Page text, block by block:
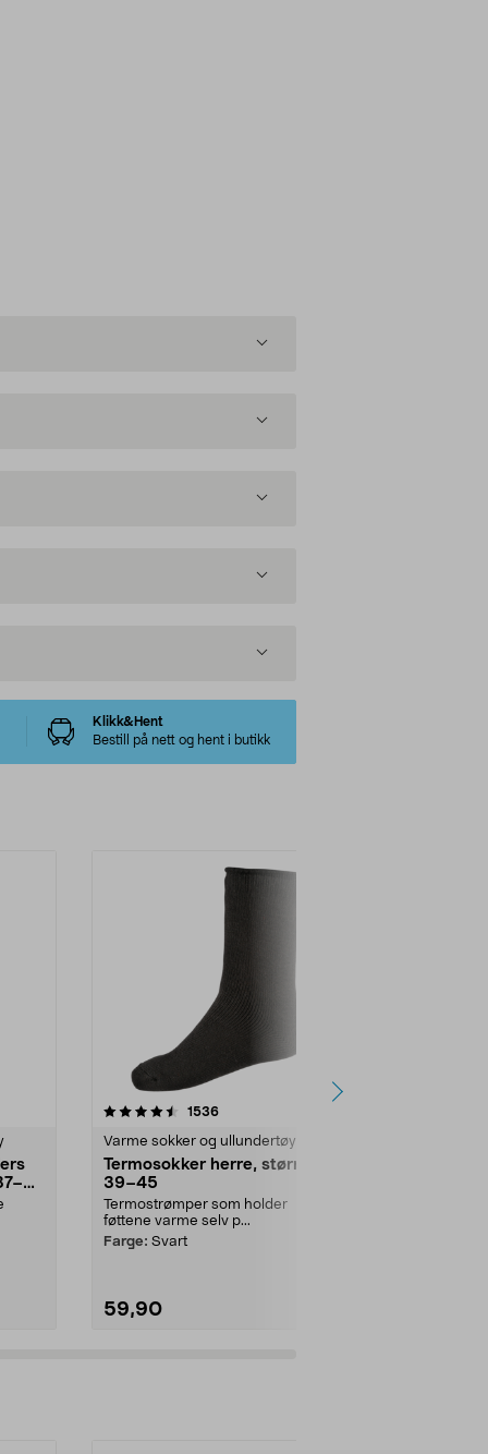
Klikk&Hent
Bestill på nett og hent i butikk
1536anmeldelser
Varme sokker og ullundertøy
Termosokker herre, størrelse
39–45
Termostrømper som holder
føttene varme selv p...
Farge: Svart
59,90
4.5 av 5 stjerner